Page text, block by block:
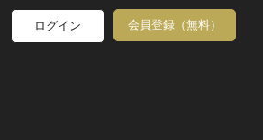
ログイン 会員登録（無料）